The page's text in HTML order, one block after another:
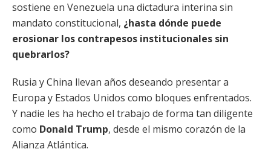
sostiene en Venezuela una dictadura interina sin
mandato constitucional, ¿hasta dónde puede
erosionar los contrapesos institucionales sin
quebrarlos?
Rusia y China llevan años deseando presentar a
Europa y Estados Unidos como bloques enfrentados.
Y nadie les ha hecho el trabajo de forma tan diligente
como Donald Trump, desde el mismo corazón de la
Alianza Atlántica.